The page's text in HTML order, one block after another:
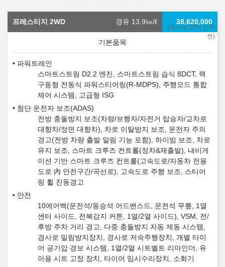
프레스티지 2WD 경유 13.9㎞/ℓ
(개소세 30% 인하
전)
38,620,000
파워트레인
스마트스트림 D2.2 엔진, 스마트스트림 습식 8DCT, 랙
구동형 전동식 파워스티어링(R-MDPS), 주행모드 통합
제어 시스템, 고급형 ISG
첨단 운전자 보조(ADAS)
전방 충돌방지 보조(차량/보행자/자전거 탑승자/교차로
대향차/정면 대향차), 차로 이탈방지 보조, 운전자 주의
경고(전방 차량 출발 알림 기능 포함), 하이빔 보조, 차로
유지 보조, 스마트 크루즈 컨트롤(정차&재출발), 내비게
이션 기반 스마트 크루즈 컨트롤(고속도로/자동차 전용
도로 內 안전구간/곡선로), 고속도로 주행 보조, 스티어
링 휠 진동경고
안전
10에어백(운전석/동승석 어드밴스드, 운전석 무릎, 1열
센터 사이드, 전복감지 커튼, 1열/2열 사이드), VSM, 전/
후방 주차 거리 경고, 다중 충돌방지 자동 제동 시스템,
경사로 밀림방지장치, 경사로 저속주행장치, 개별 타이
어 공기압 경보 시스템, 1열/2열 시트벨트 리마인더, 유
아용 시트 고정 장치, 타이어 임시수리장치, 소화기